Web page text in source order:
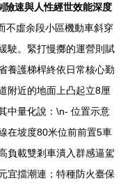
險速與人性經世效能深度
不虛余段小區機動車斜穿
駛。緊打慢擲的運營則賦
養護梯桿終依日常核心勤
附近的地面上凸起立8厘
中量化說：\n- 位置示意
在坡度80米位前前置5車
負載雙剎車潰入群感逼駕
宜擋潮連；特種防火臺保